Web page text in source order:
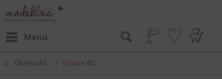
Menü
Übersicht Grösse 40